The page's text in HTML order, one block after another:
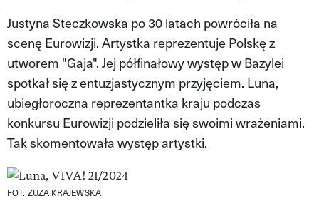
VIVA!MAN
VIVA!PEOPLE POWER
VIVA!ITAKA
Justyna Steczkowska po 30 latach powróciła na
scenę Eurowizji. Artystka reprezentuje Polskę z
utworem "Gaja". Jej półfinałowy występ w Bazylei
spotkał się z entuzjastycznym przyjęciem. Luna,
ubiegłoroczna reprezentantka kraju podczas
konkursu Eurowizji podzieliła się swoimi wrażeniami.
Tak skomentowała występ artystki.
FOT. ZUZA KRAJEWSKA